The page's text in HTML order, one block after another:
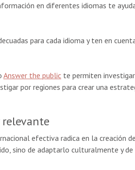
en diferentes idiomas te
para cada idioma y ten en
Answer the public te permiten
por regiones para crear una
efectiva radica en la creación
sino de adaptarlo culturalmente y